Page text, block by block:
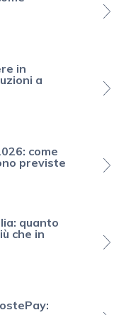
in
a
come
previste
quanto
che in